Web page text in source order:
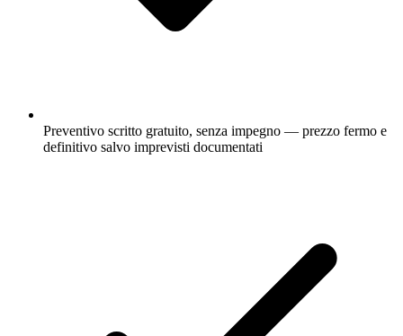
Preventivo scritto gratuito, senza impegno — prezzo fermo e
definitivo salvo imprevisti documentati